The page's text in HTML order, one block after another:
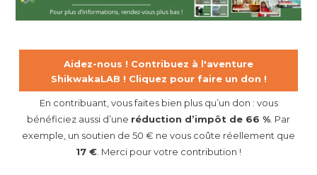
Aidez-nous ! Contribuez à l'aventure
ShikwakaLAB ! Cliquez pour faire un don !
En contribuant, vous faites bien plus qu’un don : vous
bénéficiez aussi d’une réduction d’impôt de 66 %. Par
exemple, un soutien de 50 € ne vous coûte réellement que
17 €. Merci pour votre contribution !